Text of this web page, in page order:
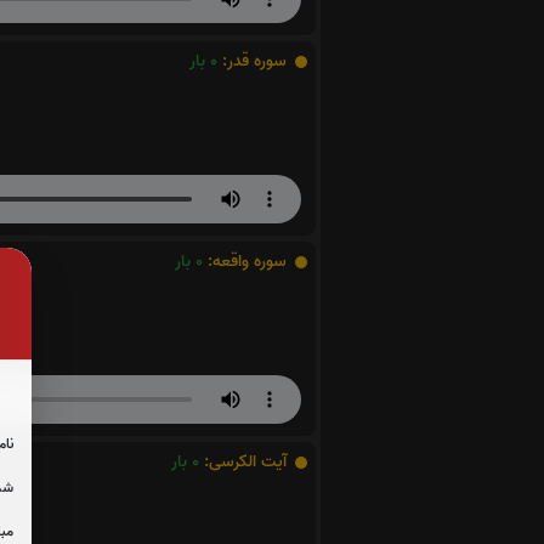
سوره قدر: 0 بار
سوره واقعه: 0 بار
آیت الکرسی: 0 بار